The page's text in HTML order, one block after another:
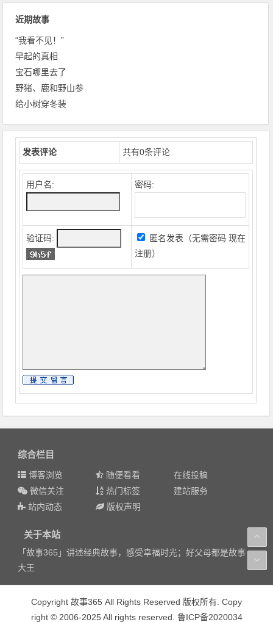
近期故事
“我看不见！”
早起的真相
宝石哪里去了
野猪、鹿和野山参
给小树穿冬装
发表评论 共有0条评论
用户名: 密码:
验证码: 匿名发表（无需密码现在
注册）
综合栏目
博客浏览 随便看看
在线投稿
微信关注
热门标签
建站服务
站内动态
版权声明
关于本站
「故事365」讲述经典故事，感受幸福时光；好父母都是故事
大王
Copyright 故事365 All Rights Reserved 版权所有. Copy
right © 2006-2025 All rights reserved. 鲁ICP备2020034